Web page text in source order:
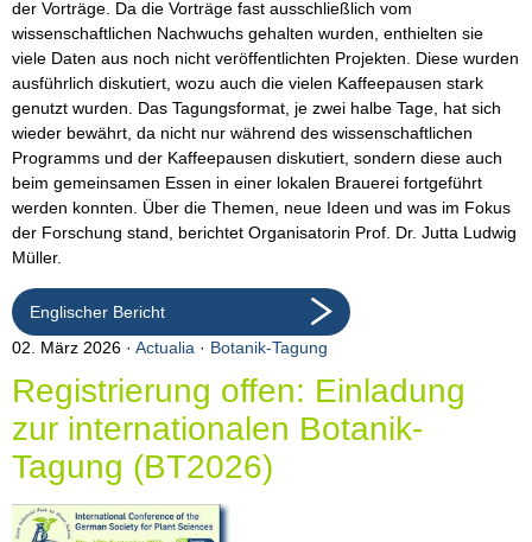
der Vorträge. Da die Vorträge fast ausschließlich vom
wissenschaftlichen Nachwuchs gehalten wurden, enthielten sie
viele Daten aus noch nicht veröffentlichten Projekten. Diese wurden
ausführlich diskutiert, wozu auch die vielen Kaffeepausen stark
genutzt wurden. Das Tagungsformat, je zwei halbe Tage, hat sich
wieder bewährt, da nicht nur während des wissenschaftlichen
Programms und der Kaffeepausen diskutiert, sondern diese auch
beim gemeinsamen Essen in einer lokalen Brauerei fortgeführt
werden konnten. Über die Themen, neue Ideen und was im Fokus
der Forschung stand, berichtet Organisatorin Prof. Dr. Jutta Ludwig
Müller.
Englischer Bericht
02. März 2026
Actualia · Botanik-Tagung
Registrierung offen: Einladung
zur internationalen Botanik-
Tagung (BT2026)